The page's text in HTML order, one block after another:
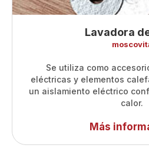
Lavadora
Se utiliza como
eléctricas y elementos
un aislamiento eléctrico
calor.
Más